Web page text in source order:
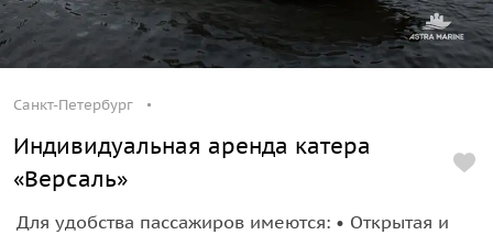
Санкт-Петербург
Индивидуальная аренда катера
«Версаль»
Для удобства пассажиров имеются: • Открытая и